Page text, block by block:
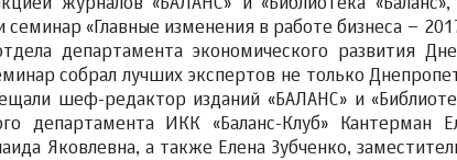
журналов «БАЛАНС» и «Библиотека
«Главные изменения в работе бизнеса –
департамента экономического развития
собрал лучших экспертов не только
шеф-редактор изданий «БАЛАНС» и
департамента ИКК «Баланс-Клуб» Кантерман
Яковлевна, а также Елена Зубченко,